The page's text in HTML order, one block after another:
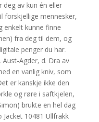
deg av kun én eller
forskjellige mennesker,
enkelt kunne finne
fra deg til dem, og
penger du har.
Aust-Agder, d. Dra av
en vanlig kniv, som
er kanskje ikke den
og røre i saftkjelen,
brukte en hel dag
10481 Ullfrakk